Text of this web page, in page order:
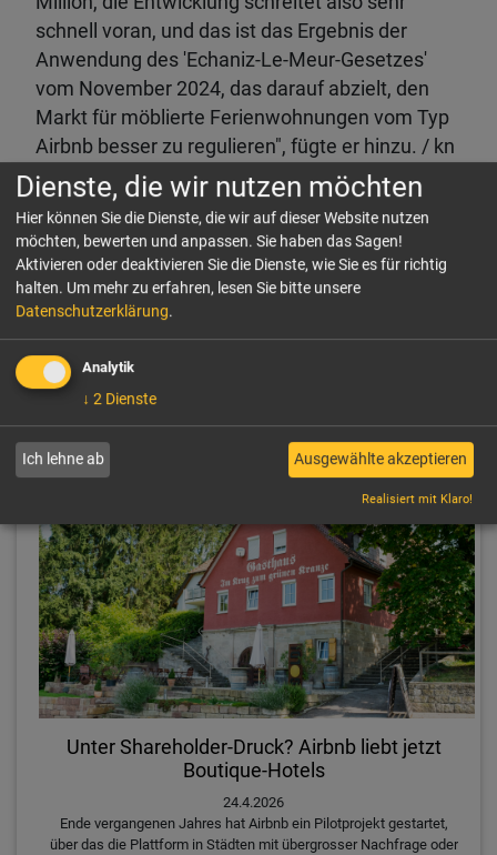
schnell voran, und das ist das Ergebnis der
Anwendung des 'Echaniz-Le-Meur-Gesetzes'
vom November 2024, das darauf abzielt, den
Markt für möblierte Ferienwohnungen vom Typ
Airbnb besser zu regulieren", fügte er hinzu. / kn
LINKEDIN FACEBOOK
PER E-MAIL EMPFEHLEN
Verwandte Artikel
Unter Shareholder-Druck? Airbnb liebt jetzt
Boutique-Hotels
24.4.2026
Ende vergangenen Jahres hat Airbnb ein Pilotprojekt gestartet,
über das die Plattform in Städten mit übergrosser Nachfrage oder
Dienste, die wir nutzen möchten
Hier können Sie die Dienste, die wir auf dieser Website nutzen
möchten, bewerten und anpassen. Sie haben das Sagen!
Aktivieren oder deaktivieren Sie die Dienste, wie Sie es für richtig
halten. Um mehr zu erfahren, lesen Sie bitte unsere
Datenschutzerklärung.
Analytik
↓ 2 Dienste
Ich lehne ab Ausgewählte akzeptieren
Realisiert mit Klaro!